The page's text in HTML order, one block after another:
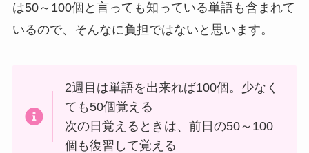
は50～100個と言っても知っている単語も含まれて
いるので、そんなに負担ではないと思います。
2週目は単語を出来れば100個。少なく
ても50個覚える
次の日覚えるときは、前日の50～100
個も復習して覚える